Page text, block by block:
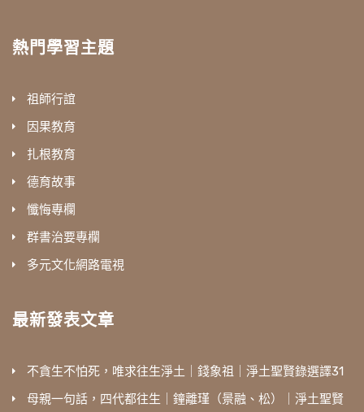
熱門學習主題
祖師行誼
因果教育
扎根教育
德育故事
懺悔專欄
群書治要專欄
多元文化網路電視
最新發表文章
不貪生不怕死，唯求往生淨土｜錢象祖｜淨土聖賢錄選譯31
母親一句話，四代都往生｜鐘離瑾（景融、松）｜淨土聖賢